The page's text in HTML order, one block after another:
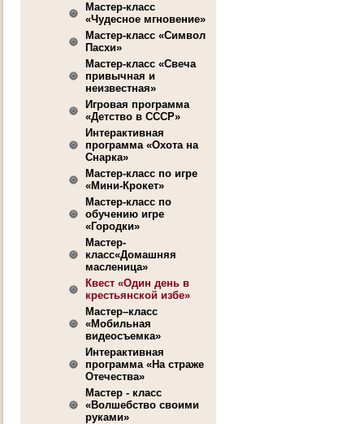
Мастер-класс
«Чудесное мгновение»
Мастер-класс «Символ
Пасхи»
Мастер-класс «Свеча
привычная и
неизвестная»
Игровая программа
«Детство в СССР»
Интерактивная
программа «Охота на
Снарка»
Мастер-класс по игре
«Мини-Крокет»
Мастер-класс по
обучению игре
«Городки»
Мастер-
класс«Домашняя
масленица»
Квест «Один день в
крестьянской избе»
Мастер–класс
«Мобильная
видеосъемка»
Интерактивная
программа «На страже
Отечества»
Мастер - класс
«Волшебство своими
руками»